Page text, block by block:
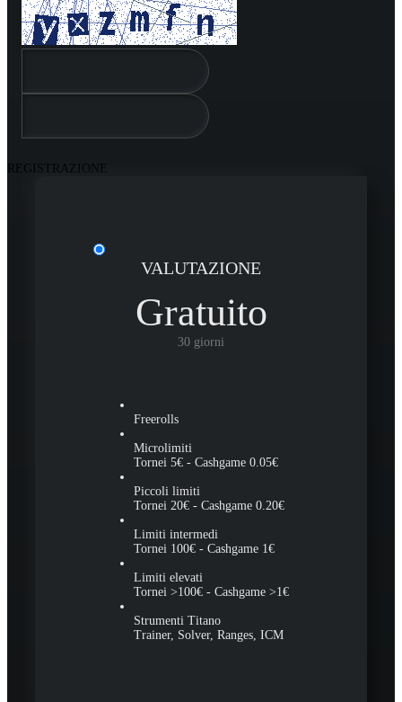
REGISTRAZIONE
VALUTAZIONE
Freerolls
Microlimiti
Tornei 5€ - Cashgame 0.05€
Piccoli limiti
Tornei 20€ - Cashgame 0.20€
Limiti intermedi
Tornei 100€ - Cashgame 1€
Limiti elevati
Tornei >100€ - Cashgame >1€
Strumenti Titano
Trainer, Solver, Ranges, ICM
Gratuito
30 giorni